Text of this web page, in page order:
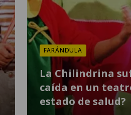
FARÁNDULA
La Chilindrina
caída en un
estado de salud?